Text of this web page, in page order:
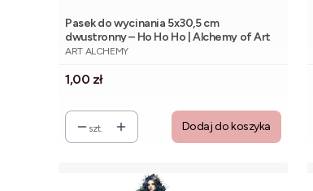
Pasek do wycinania 5x30,5 cm
dwustronny – Ho Ho Ho | Alchemy of Art
PRODUCENT
ART ALCHEMY
Cena
1,00 zł
szt. Dodaj do koszyka